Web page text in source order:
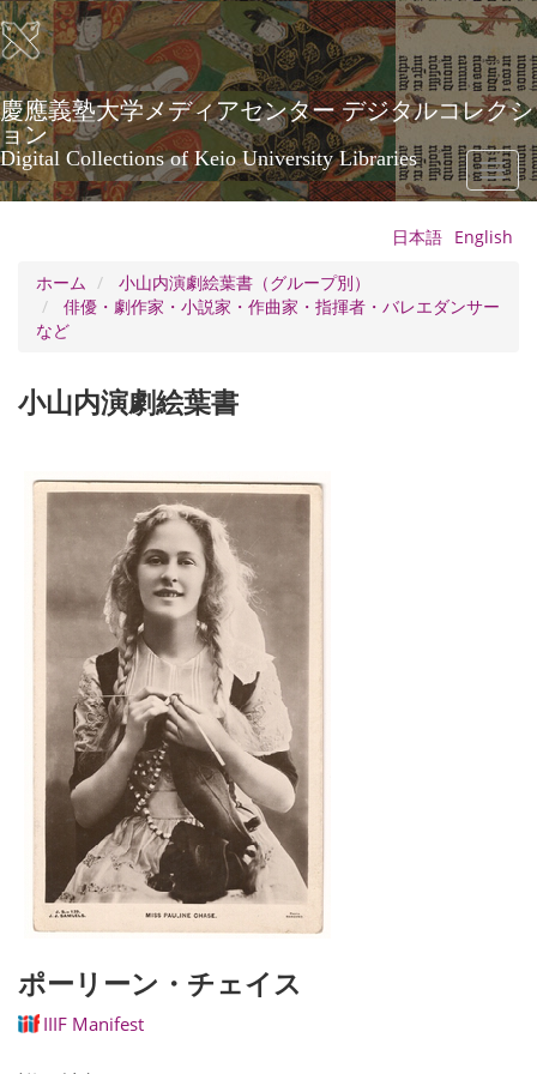
メ
イ
ン
コ
ン
テ
ン
ツ
に
慶應義塾大学メディアセンター デジタルコレクシ
ョン
Digital Collections of Keio University Libraries
Toggle
日本語 English
ホーム
小山内演劇絵葉書（グループ別）
俳優・劇作家・小説家・作曲家・指揮者・バレエダンサー
など
小山内演劇絵葉書
ポーリーン・チェイス
IIIF Manifest